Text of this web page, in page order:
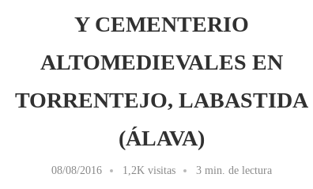
Y CEMENTERIO
ALTOMEDIEVALES EN
TORRENTEJO, LABASTIDA
(ÁLAVA)
08/08/2016 1,2K visitas 3 min. de lectura